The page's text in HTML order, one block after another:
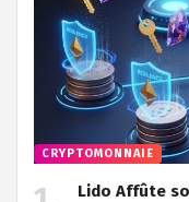
CRYPTOMONNAIE
Lido Affûte